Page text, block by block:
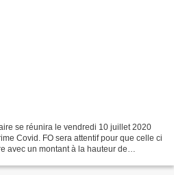
se réunira le vendredi 10 juillet 2020
Covid. FO sera attentif pour que celle ci
avec un montant à la hauteur de